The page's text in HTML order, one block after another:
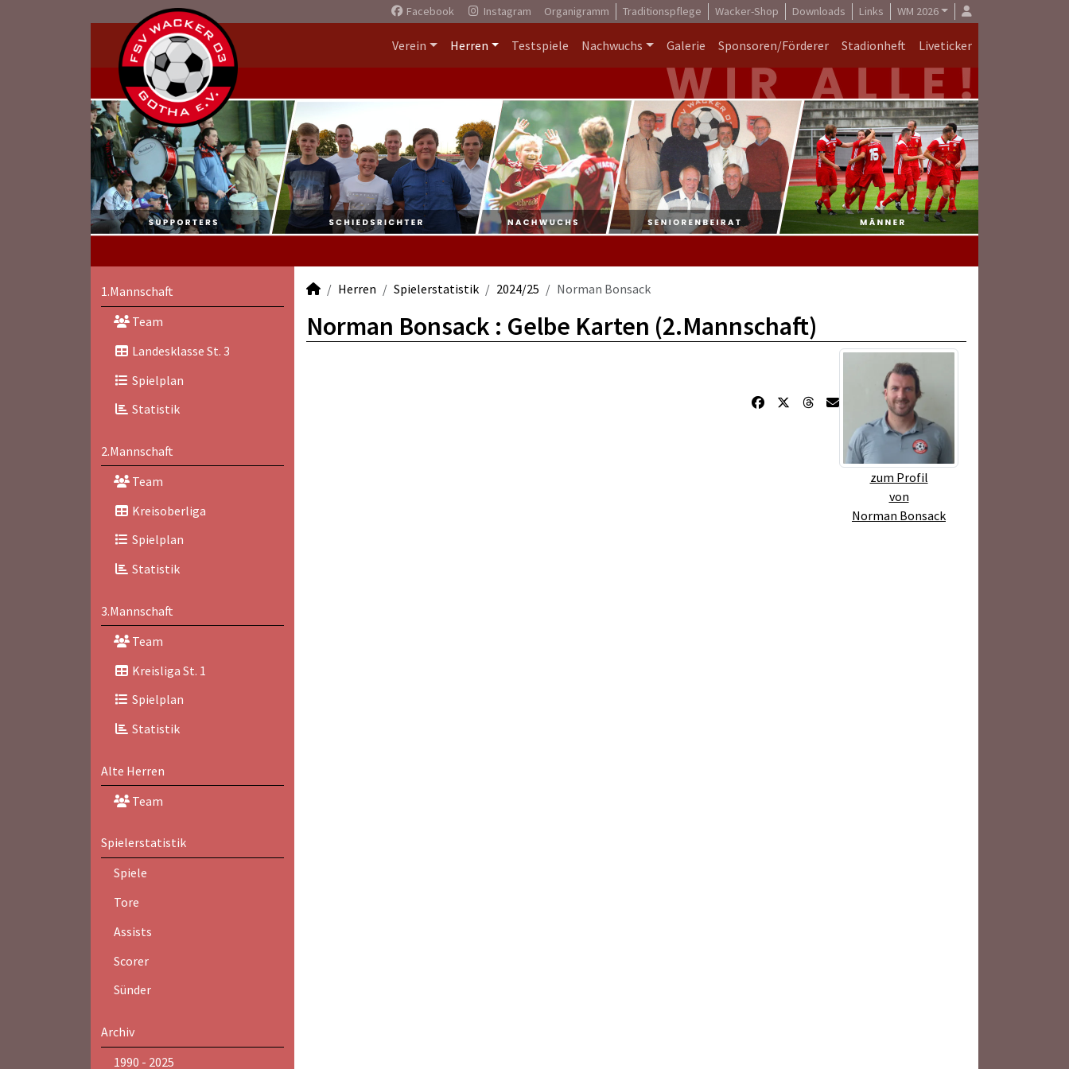
Facebook Instagram Organigramm Traditionspflege Wacker-Shop Downloads Links WM 2026
Verein Herren Testspiele Nachwuchs Galerie Sponsoren/Förderer Stadionheft Liveticker
1.Mannschaft
Team
Landesklasse St. 3
Spielplan
Statistik
2.Mannschaft
Team
Kreisoberliga
Spielplan
Statistik
3.Mannschaft
Team
Kreisliga St. 1
Spielplan
Statistik
Alte Herren
Team
Spielerstatistik
Spiele
Tore
Assists
Scorer
Sünder
Archiv
1990 - 2025
Herren Spielerstatistik 2024/25 Norman Bonsack
Norman Bonsack : Gelbe Karten (2.Mannschaft)
zum Profil
von
Norman Bonsack